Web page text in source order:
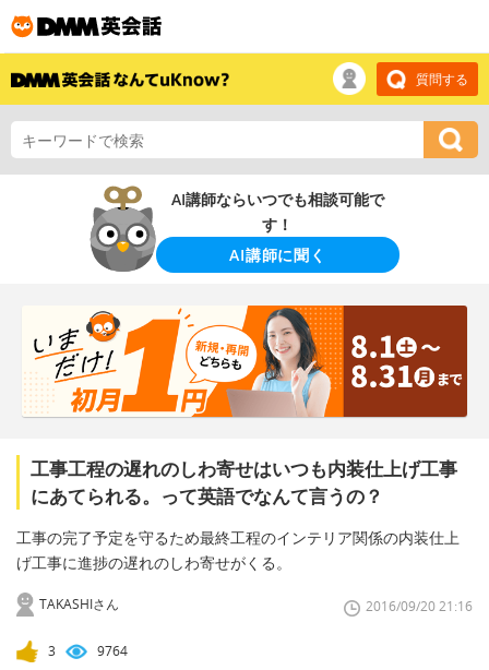
質問する
AI講師ならいつでも相談可能で
す！
AI講師に聞く
工事工程の遅れのしわ寄せはいつも内装仕上げ工事
にあてられる。って英語でなんて言うの？
工事の完了予定を守るため最終工程のインテリア関係の内装仕上
げ工事に進捗の遅れのしわ寄せがくる。
TAKASHIさん 2016/09/20 21:16
3 9764